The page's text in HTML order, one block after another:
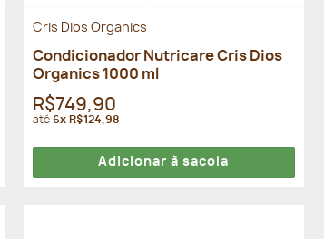
Cris Dios Organics
Condicionador Nutricare Cris Dios
Organics 1000 ml
R$749,90
até6x R$124,98
Adicionar à sacola